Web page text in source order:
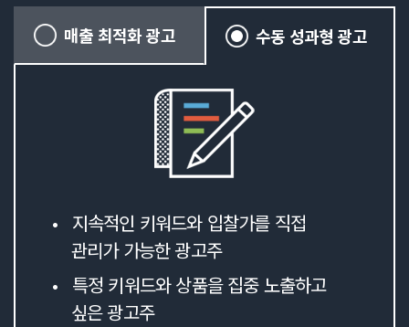
매출 최적화 광고 수동 성과형 광고
• 지속적인 키워드와 입찰가를 직접
관리가 가능한 광고주
• 특정 키워드와 상품을 집중 노출하고
싶은 광고주